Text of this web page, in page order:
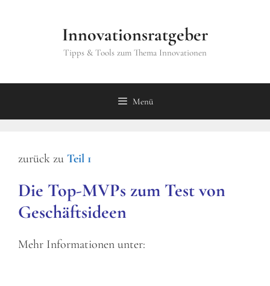
Innovationsratgeber
Tipps & Tools zum Thema Innovationen
Menü
zurück zu Teil 1
Die Top-MVPs zum Test von
Geschäftsideen
Mehr Informationen unter: